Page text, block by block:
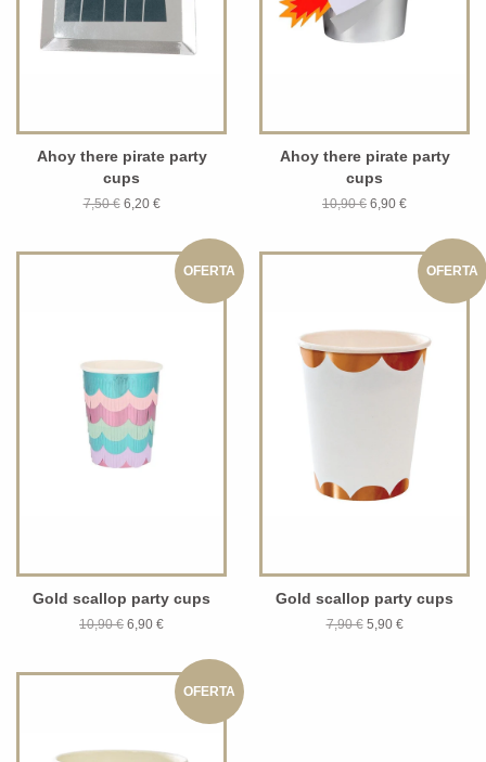
Ahoy there pirate party
cups
7,50 €6,20 €
Ahoy there pirate party
cups
10,90 € 6,90 €
OFERTA
Gold scallop party cups
10,90 € 6,90 €
OFERTA
Gold scallop party cups
7,90 €5,90 €
OFERTA